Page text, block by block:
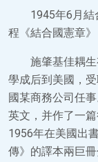
1945年6月結
程《結合國憲章
施肇基佳耦
學成后到美國，
國某商務公司任
英文，并作了一
1956年在美國出
傳》的譯本兩巨